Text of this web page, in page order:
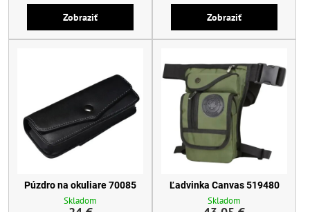
Zobraziť Zobraziť
Púzdro na okuliare 70085
Skladom
Ľadvinka Canvas 519480
Skladom